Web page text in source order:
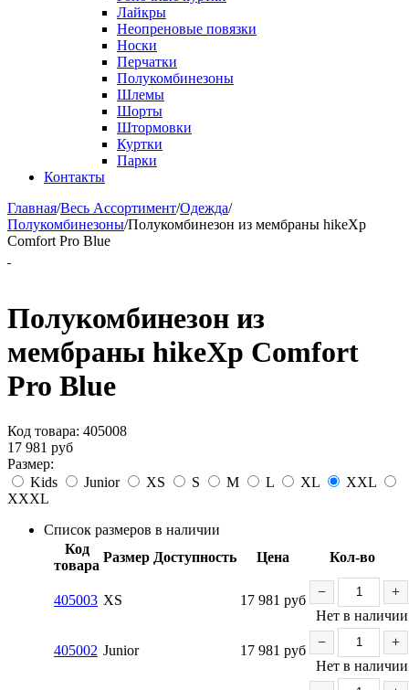
Лайкры
Неопреновые повязки
Носки
Перчатки
Полукомбинезоны
Шлемы
Шорты
Штормовки
Куртки
Парки
Контакты
Главная/Весь Ассортимент/Одежда/
Полукомбинезоны/Полукомбинезон из мембраны hikeXp
Comfort Pro Blue
Полукомбинезон из
мембраны hikeXp Comfort
Pro Blue
Код товара: 405008
17 981 руб
Размер:
Kids
Junior XS S M L XL
XXL
XXXL
Список размеров в наличии
Код
товара
Размер Доступность Цена Кол-во
405003 XS 17 981 руб
−
+
Нет в наличии
405002 Junior 17 981 руб
−
+
Нет в наличии